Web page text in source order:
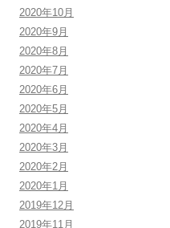
2020年10月
2020年9月
2020年8月
2020年7月
2020年6月
2020年5月
2020年4月
2020年3月
2020年2月
2020年1月
2019年12月
2019年11月